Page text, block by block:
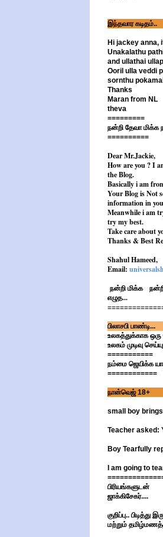
இந்தவார கடிதம்..
Hi jackey anna,
Unakalathu
and ullathai
Ooril ulla veddi
sornthu
Thanks
Maran from NL
theva
=========
நன்றி தேவா மிக்க
==========
Dear Mr.Jackie,
How are you ? I
the Blog.
Basically i am
Your Blog is Not
information in
Meanwhile i am
try my best.
Take care about
Thanks & Best
Shahul Hameed,
Email:
நன்றி மிக்க
எழுத...
பிலாசபி பாண்டி...
உலகத்துக்காக
உலகம் முடிவு
===========
நம்மை ஜெயிக்க
============
நான்வெஜ் 18+
small boy
Teacher asked:
Boy Tearfully
I am going to
பிரியங்களுடன்
ஜாக்கிசேகர்....
குறிப்பு..
மற்றும்